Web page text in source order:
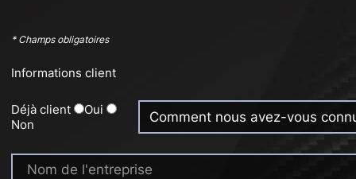
* Champs obligatoires
Informations client
Déjà client
Oui
Non
Nom de l'entreprise